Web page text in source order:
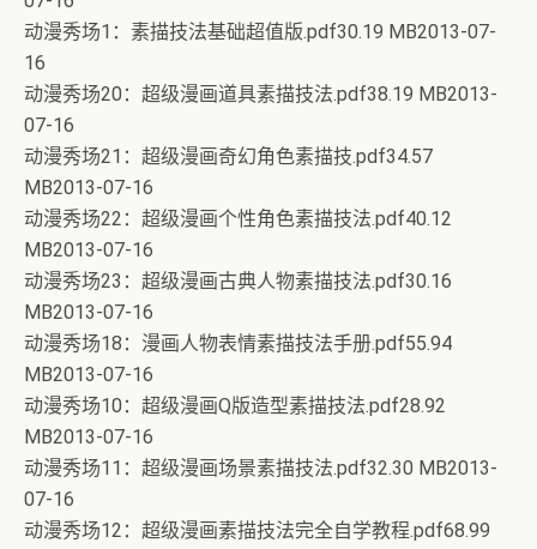
动漫秀场1：素描技法基础超值版.pdf30.19 MB2013-07-
16
动漫秀场20：超级漫画道具素描技法.pdf38.19 MB2013-
07-16
动漫秀场21：超级漫画奇幻角色素描技.pdf34.57
MB2013-07-16
动漫秀场22：超级漫画个性角色素描技法.pdf40.12
MB2013-07-16
动漫秀场23：超级漫画古典人物素描技法.pdf30.16
MB2013-07-16
动漫秀场18：漫画人物表情素描技法手册.pdf55.94
MB2013-07-16
动漫秀场10：超级漫画Q版造型素描技法.pdf28.92
MB2013-07-16
动漫秀场11：超级漫画场景素描技法.pdf32.30 MB2013-
07-16
动漫秀场12：超级漫画素描技法完全自学教程.pdf68.99